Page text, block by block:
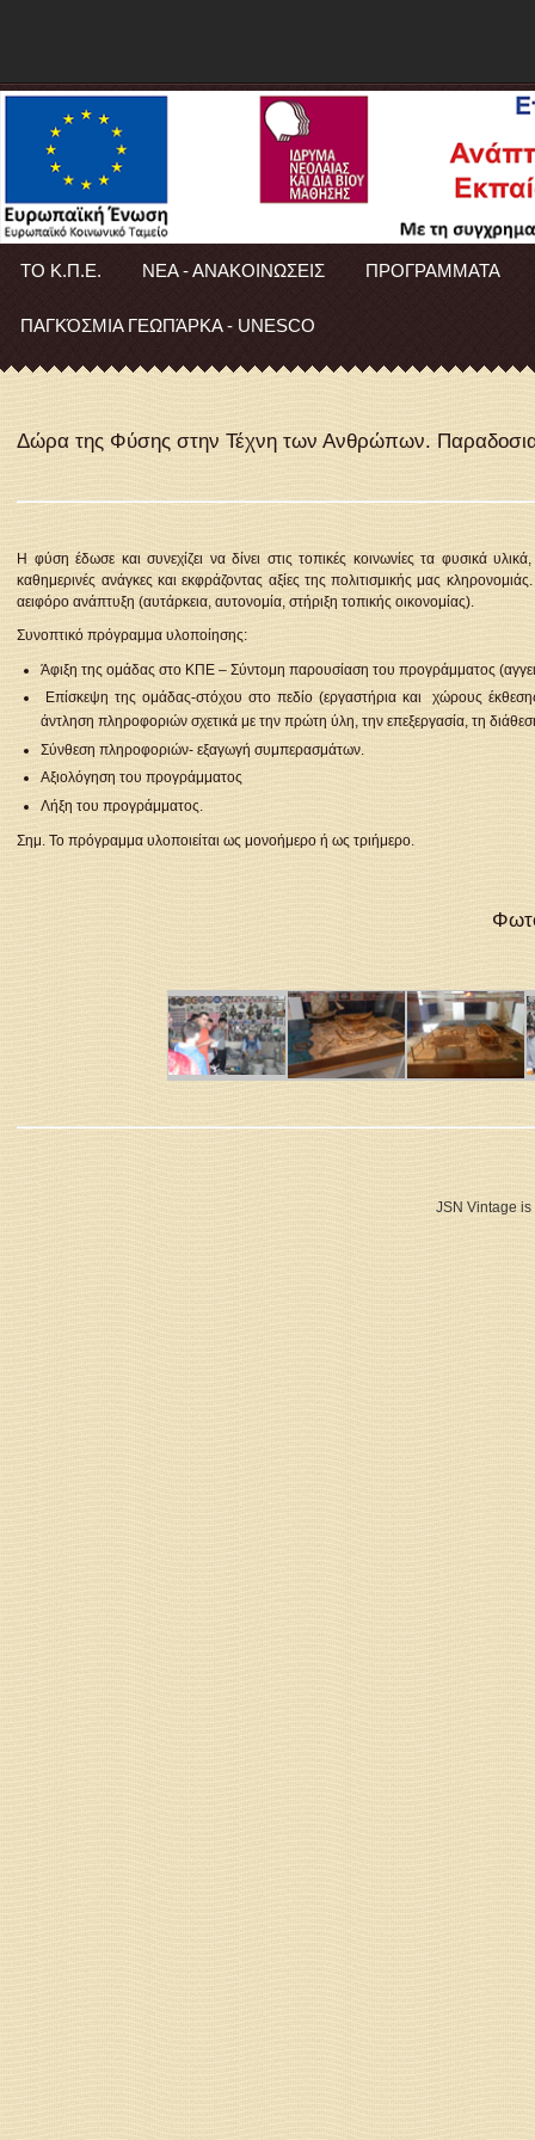
ΤΟ Κ.Π.Ε. ΝΕΑ - ΑΝΑΚΟΙΝΩΣΕΙΣ ΠΡΟΓΡΑΜΜΑΤΑ
ΠΑΓΚΌΣΜΙΑ ΓΕΩΠΆΡΚΑ - UNESCO
Δώρα της Φύσης στην Τέχνη των Ανθρώπων.
Η φύση έδωσε και συνεχίζει να δίνει στις τοπικές κοινωνίες τα φυσικά
καθημερινές ανάγκες και εκφράζοντας αξίες της πολιτισμικής μας
αειφόρο ανάπτυξη (αυτάρκεια, αυτονομία, στήριξη τοπικής οικονομίας).
Συνοπτικό πρόγραμμα υλοποίησης:
Άφιξη της ομάδας στο ΚΠΕ – Σύντομη παρουσίαση του προγράμματος
Επίσκεψη της ομάδας-στόχου στο πεδίο (εργαστήρια και χώρους
άντληση πληροφοριών σχετικά με την πρώτη ύλη, την επεξεργασία, τη
Σύνθεση πληροφοριών- εξαγωγή συμπερασμάτων.
Αξιολόγηση του προγράμματος
Λήξη του προγράμματος.
Σημ. Το πρόγραμμα υλοποιείται ως μονοήμερο ή ως τριήμερο.
JSN Vintage